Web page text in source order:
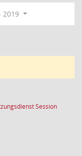
2019
Session(Wird in